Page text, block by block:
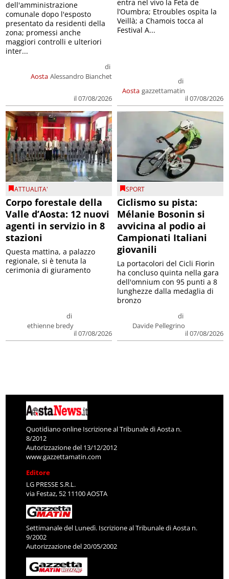
Aosta
di
Alessandro Bianchet
il 07/08/2026
dell'amministrazione
comunale dopo l'esposto
presentato da residenti della
zona; promessi anche
maggiori controlli e ulteriori
inter...
Aosta
di
gazzettamatin
il 07/08/2026
entra nel vivo la Feta de
l’Oumbra; Etroubles ospita la
Veillà; a Chamois tocca al
Festival A...
ATTUALITA'
Corpo forestale della
Valle d’Aosta: 12 nuovi
agenti in servizio in 8
stazioni
di
ethienne bredy
il 07/08/2026
Questa mattina, a palazzo
regionale, si è tenuta la
cerimonia di giuramento
SPORT
Ciclismo su pista:
Mélanie Bosonin si
avvicina al podio ai
Campionati Italiani
giovanili
di
Davide Pellegrino
il 07/08/2026
La portacolori del Cicli Fiorin
ha concluso quinta nella gara
dell'omnium con 95 punti a 8
lunghezze dalla medaglia di
bronzo
Quotidiano online Iscrizione al Tribunale di Aosta n.
8/2012
Autorizzazione del 13/12/2012
www.gazzettamatin.com
Editore
LG PRESSE S.R.L.
via Festaz, 52 11100 AOSTA
Settimanale del Lunedì. Iscrizione al Tribunale di Aosta n.
9/2002
Autorizzazione del 20/05/2002